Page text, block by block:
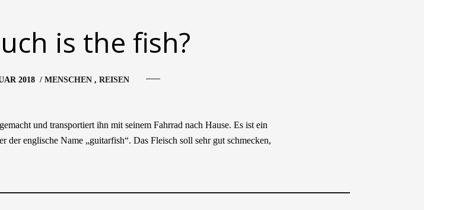
is the fish?
2018 / MENSCHEN REISEN
und transportiert ihn mit seinem Fahrrad nach Hause. Es ist ein
der englische Name „guitarfish“. Das Fleisch soll sehr gut schmecken,